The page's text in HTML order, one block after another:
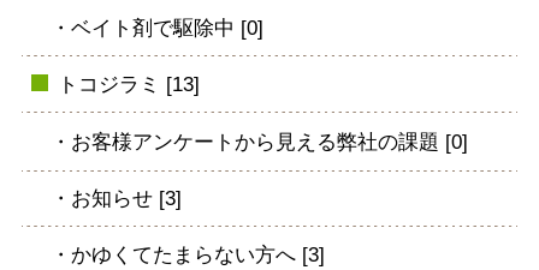
ベイト剤で駆除中 [0]
トコジラミ [13]
お客様アンケートから見える弊社の課題 [0]
お知らせ [3]
かゆくてたまらない方へ [3]